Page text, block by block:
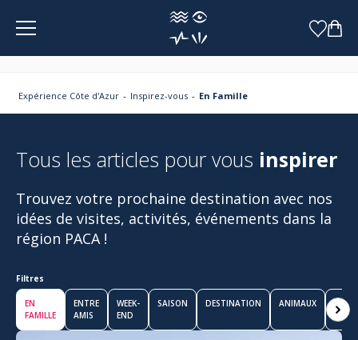
Panneau de gestion des cookies
Expérience Côte d'Azur Inspirez-vous En Famille
Tous les articles pour vous inspirer
Trouvez votre prochaine destination avec nos
idées de visites, activités, événements dans la
région PACA !
Filtres
EN
FAMILLE
ENTRE
AMIS
WEEK-
END
SAISON DESTINATION ANIMAUX
EN